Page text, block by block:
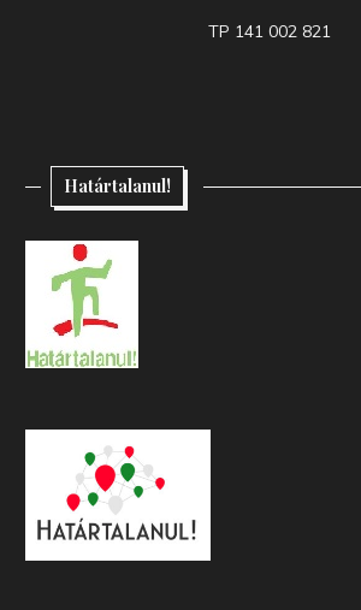
TP 141 002 821
Határtalanul!